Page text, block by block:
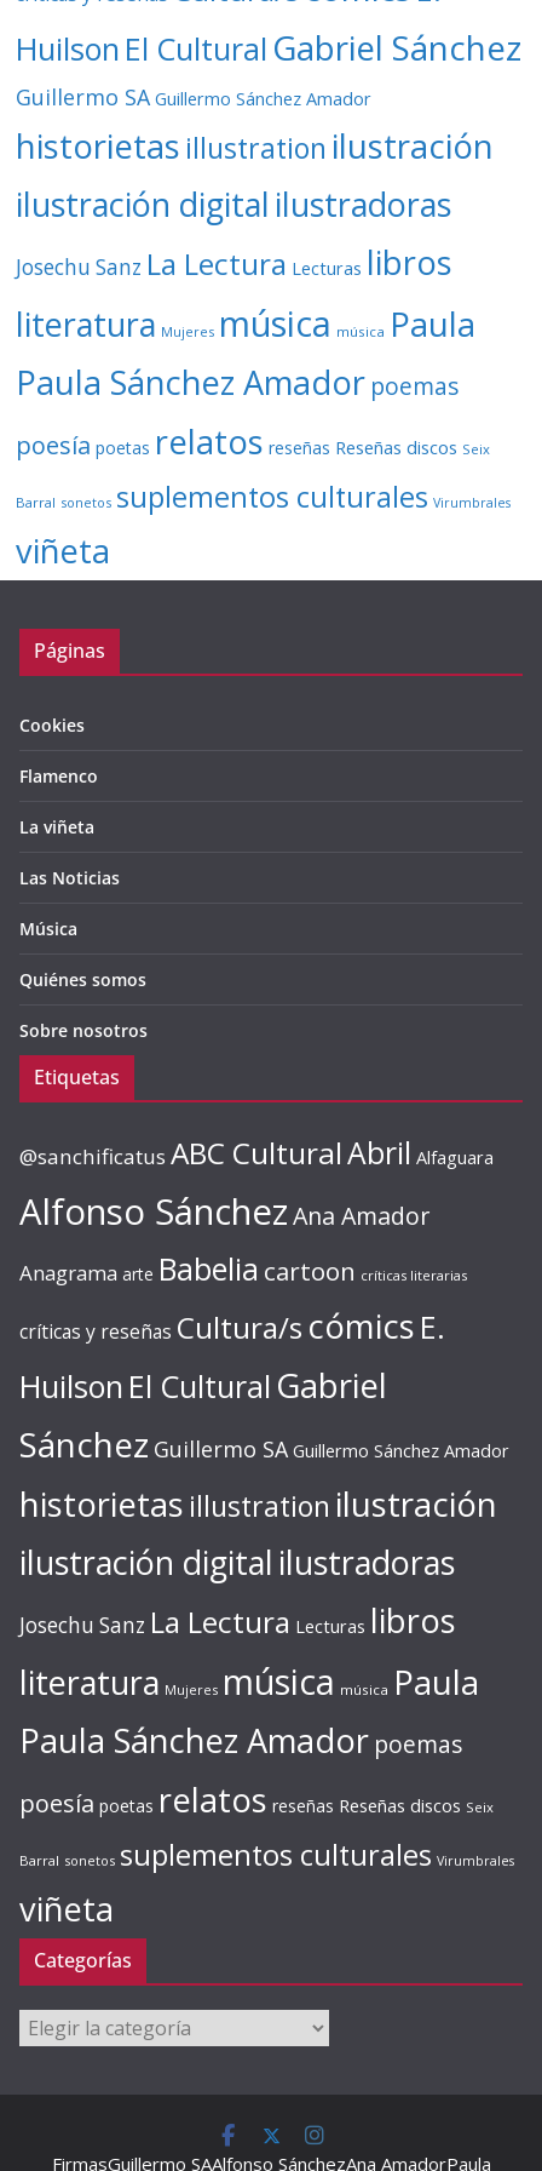
Huilson El Cultural Gabriel Sánchez
Guillermo SA Guillermo Sánchez Amador
historietas illustration ilustración
ilustración digital ilustradoras
Josechu Sanz La Lectura Lecturas libros
literatura Mujeres música música Paula
Paula Sánchez Amador poemas
poesía poetas relatos reseñas Reseñas discos Seix
Barral sonetos suplementos culturales Virumbrales
viñeta
Páginas
Cookies
Flamenco
La viñeta
Las Noticias
Música
Quiénes somos
Sobre nosotros
Etiquetas
@sanchificatus ABC CulturalAbril Alfaguara
Alfonso SánchezAna Amador
Anagrama arte Babelia cartoon críticas literarias
críticas y reseñas Cultura/s cómics E.
Huilson El Cultural Gabriel
Sánchez Guillermo SA Guillermo Sánchez Amador
historietas illustration ilustración
ilustración digital ilustradoras
Josechu Sanz La Lectura Lecturas libros
literatura Mujeres música música Paula
Paula Sánchez Amador poemas
poesía poetas relatos reseñas Reseñas discos Seix
Barral sonetos suplementos culturales Virumbrales
viñeta
Categorías
Categorías
FirmasGuillermo SAAlfonso SánchezAna AmadorPaula